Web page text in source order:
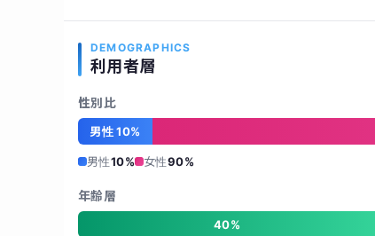
DEMOGRAPHICS
利用者層
性別比
男性 10%
男性10% 女性90%
年齢層
40%